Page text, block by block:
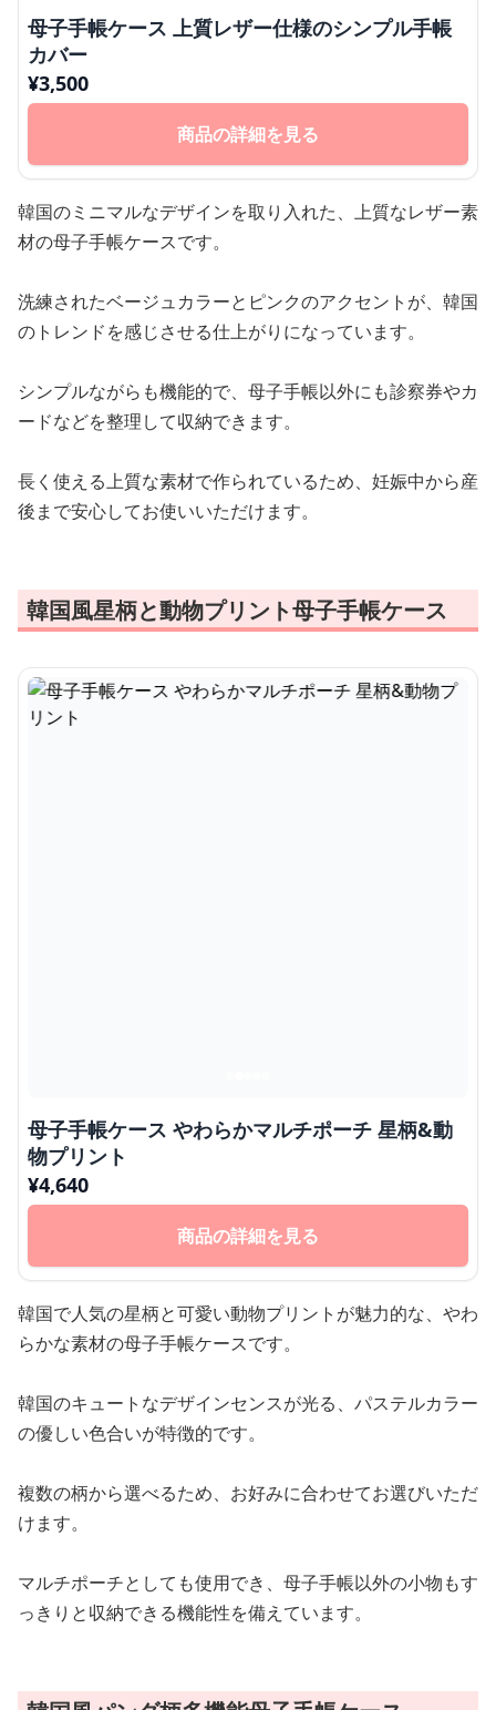
母子手帳ケース 上質レザー仕様のシンプル手帳
カバー
¥3,500
商品の詳細を見る
韓国のミニマルなデザインを取り入れた、上質なレザー素
材の母子手帳ケースです。
洗練されたベージュカラーとピンクのアクセントが、韓国
のトレンドを感じさせる仕上がりになっています。
シンプルながらも機能的で、母子手帳以外にも診察券やカ
ードなどを整理して収納できます。
長く使える上質な素材で作られているため、妊娠中から産
後まで安心してお使いいただけます。
韓国風星柄と動物プリント母子手帳ケース
母子手帳ケース やわらかマルチポーチ 星柄&動
物プリント
¥4,640
商品の詳細を見る
韓国で人気の星柄と可愛い動物プリントが魅力的な、やわ
らかな素材の母子手帳ケースです。
韓国のキュートなデザインセンスが光る、パステルカラー
の優しい色合いが特徴的です。
複数の柄から選べるため、お好みに合わせてお選びいただ
けます。
マルチポーチとしても使用でき、母子手帳以外の小物もす
っきりと収納できる機能性を備えています。